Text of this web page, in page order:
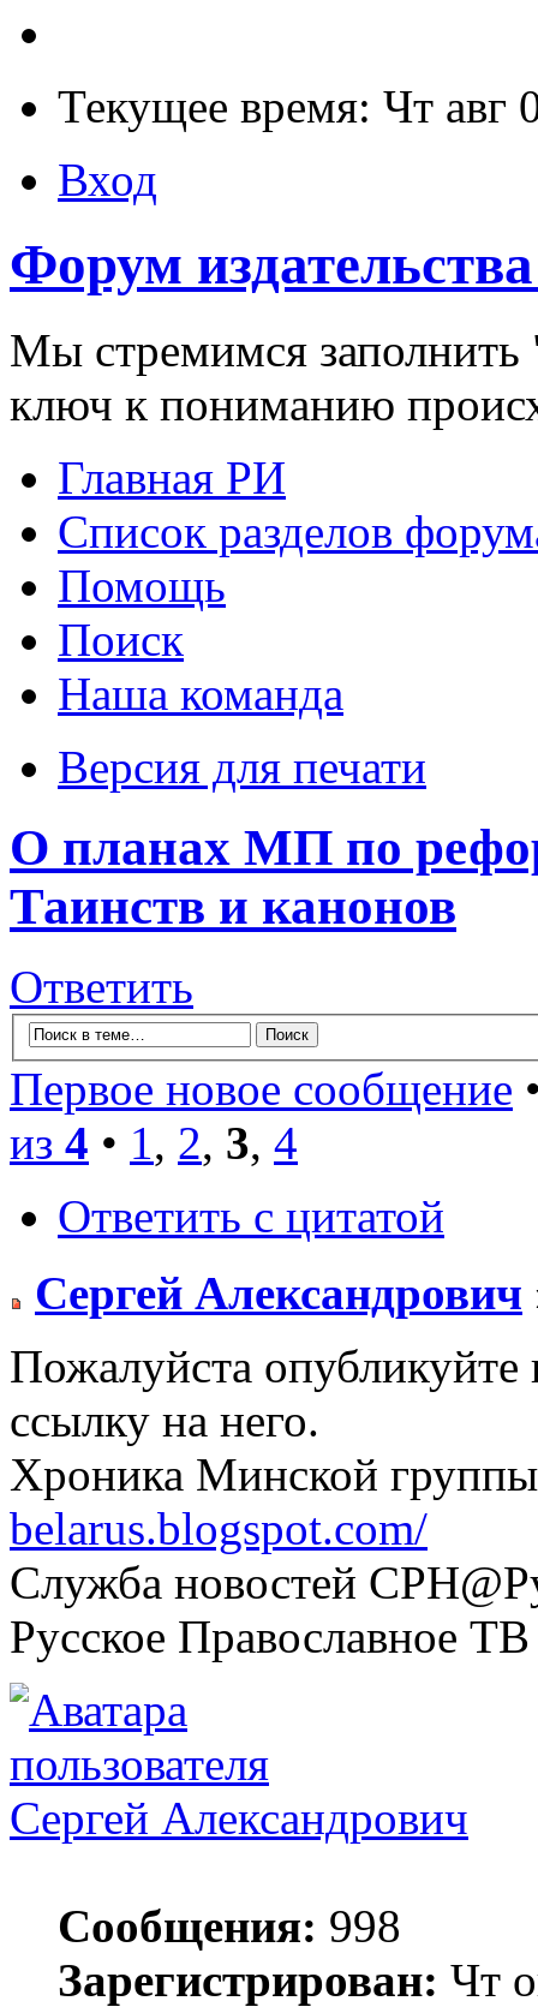
Текущее время: Чт авг
Вход
Форум
Мы стремимся заполнить
ключ к пониманию
Главная РИ
Список разделов
Помощь
Поиск
Наша команда
Версия для печати
О планах МП по
Таинств и канонов
Ответить
Первое новое сообщение
из 4 • 1, 2, 3, 4
Ответить с цитатой
Сергей Александрович
Пожалуйста опубликуйте
ссылку на него.
Хроника Минской
belarus.blogspot.com/
Служба новостей
Русское Православное
Сергей Александрович
Сообщения: 998
Зарегистрирован: Чт